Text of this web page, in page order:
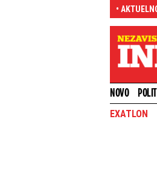
•
Razkrivena razmera pustošenja: Rusija
NOVO
EXATLON